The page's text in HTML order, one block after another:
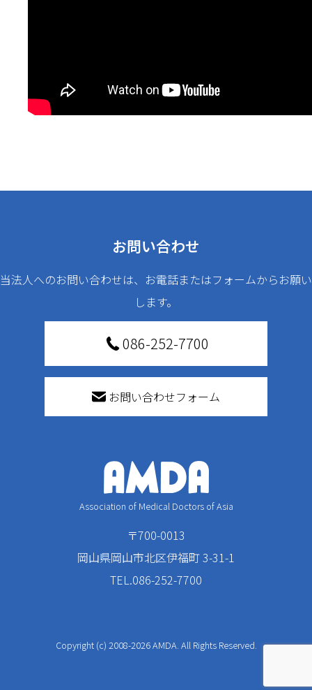
お問い合わせ
当法人へのお問い合わせは、お電話またはフォームからお願い
します。
086-252-7700
お問い合わせフォーム
Association of Medical Doctors of Asia
〒700-0013
岡山県岡山市北区伊福町 3-31-1
TEL.086-252-7700
Copyright (c) 2008-2026 AMDA. All Rights Reserved.